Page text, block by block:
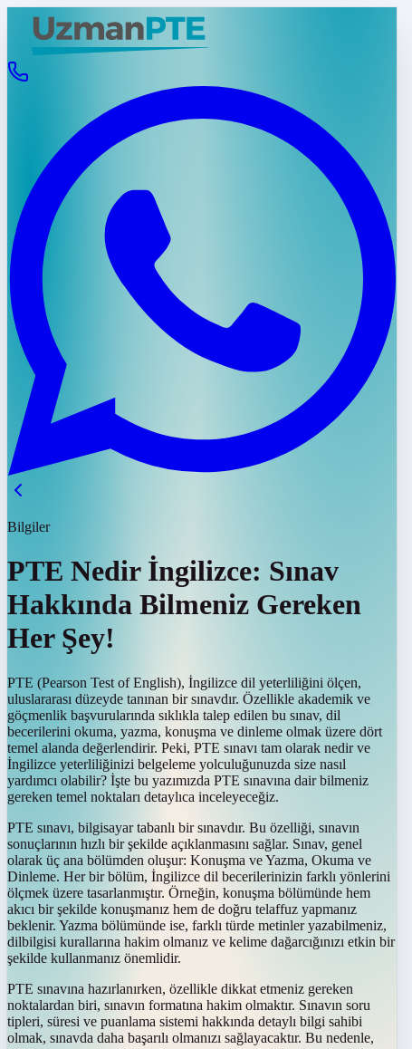
Bilgiler
PTE Nedir İngilizce: Sınav
Hakkında Bilmeniz Gereken
Her Şey!
PTE (Pearson Test of English), İngilizce dil yeterliliğini ölçen,
uluslararası düzeyde tanınan bir sınavdır. Özellikle akademik ve
göçmenlik başvurularında sıklıkla talep edilen bu sınav, dil
becerilerini okuma, yazma, konuşma ve dinleme olmak üzere dört
temel alanda değerlendirir. Peki, PTE sınavı tam olarak nedir ve
İngilizce yeterliliğinizi belgeleme yolculuğunuzda size nasıl
yardımcı olabilir? İşte bu yazımızda PTE sınavına dair bilmeniz
gereken temel noktaları detaylıca inceleyeceğiz.
PTE sınavı, bilgisayar tabanlı bir sınavdır. Bu özelliği, sınavın
sonuçlarının hızlı bir şekilde açıklanmasını sağlar. Sınav, genel
olarak üç ana bölümden oluşur: Konuşma ve Yazma, Okuma ve
Dinleme. Her bir bölüm, İngilizce dil becerilerinizin farklı yönlerini
ölçmek üzere tasarlanmıştır. Örneğin, konuşma bölümünde hem
akıcı bir şekilde konuşmanız hem de doğru telaffuz yapmanız
beklenir. Yazma bölümünde ise, farklı türde metinler yazabilmeniz,
dilbilgisi kurallarına hakim olmanız ve kelime dağarcığınızı etkin bir
şekilde kullanmanız önemlidir.
PTE sınavına hazırlanırken, özellikle dikkat etmeniz gereken
noktalardan biri, sınavın formatına hakim olmaktır. Sınavın soru
tipleri, süresi ve puanlama sistemi hakkında detaylı bilgi sahibi
olmak, sınavda daha başarılı olmanızı sağlayacaktır. Bu nedenle,